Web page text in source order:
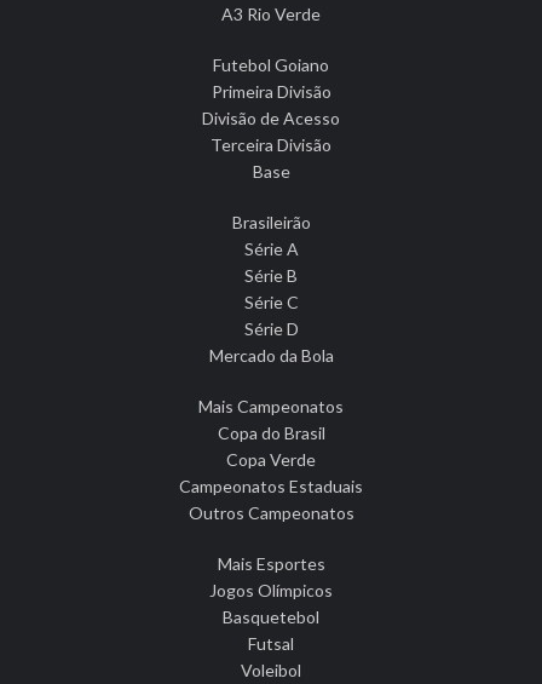
A3 Rio Verde
Futebol Goiano
Primeira Divisão
Divisão de Acesso
Terceira Divisão
Base
Brasileirão
Série A
Série B
Série C
Série D
Mercado da Bola
Mais Campeonatos
Copa do Brasil
Copa Verde
Campeonatos Estaduais
Outros Campeonatos
Mais Esportes
Jogos Olímpicos
Basquetebol
Futsal
Voleibol